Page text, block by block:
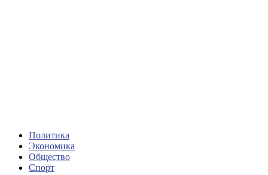
Политика
Экономика
Общество
Спорт